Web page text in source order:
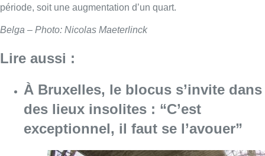
période, soit une augmentation d’un quart.
Belga – Photo: Nicolas Maeterlinck
Lire aussi :
À Bruxelles, le blocus s’invite dans
des lieux insolites : “C’est
exceptionnel, il faut se l’avouer”